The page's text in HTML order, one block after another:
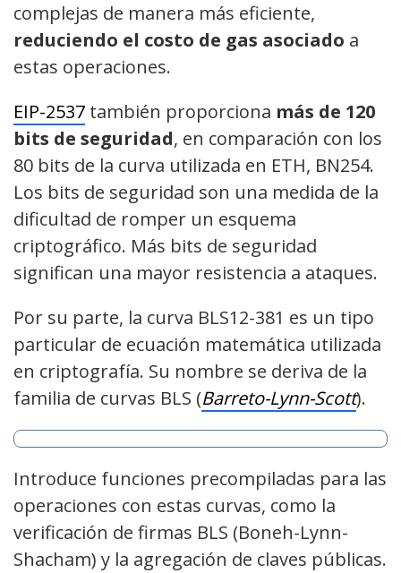
complejas de manera más eficiente,
reduciendo el costo de gas asociado a
estas operaciones.
EIP-2537 también proporciona más de 120
bits de seguridad, en comparación con los
80 bits de la curva utilizada en ETH, BN254.
Los bits de seguridad son una medida de la
dificultad de romper un esquema
criptográfico. Más bits de seguridad
significan una mayor resistencia a ataques.
Por su parte, la curva BLS12-381 es un tipo
particular de ecuación matemática utilizada
en criptografía. Su nombre se deriva de la
familia de curvas BLS (Barreto-Lynn-Scott).
Introduce funciones precompiladas para las
operaciones con estas curvas, como la
verificación de firmas BLS (Boneh-Lynn-
Shacham) y la agregación de claves públicas.